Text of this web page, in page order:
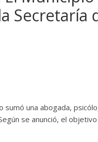
Secretaría
sumó una abogada,
se anunció, el